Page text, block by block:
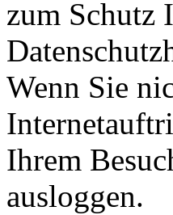
zum Schutz
Wenn Sie
Ihrem
ausloggen.